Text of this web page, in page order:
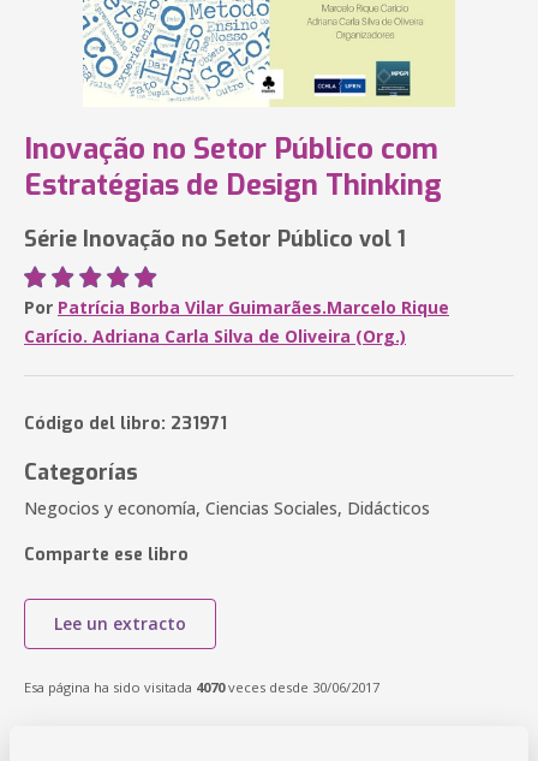
Inovação no Setor Público com
Estratégias de Design Thinking
Série Inovação no Setor Público vol 1
Por Patrícia Borba Vilar Guimarães.Marcelo Rique
Carício. Adriana Carla Silva de Oliveira (Org.)
Código del libro: 231971
Categorías
Negocios y economía, Ciencias Sociales, Didácticos
Comparte ese libro
Lee un extracto
Esa página ha sido visitada 4070veces desde 30/06/2017